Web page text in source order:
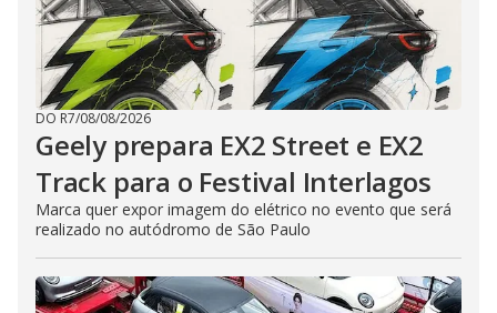
DO R7/08/08/2026
Geely prepara EX2 Street e EX2
Track para o Festival Interlagos
Marca quer expor imagem do elétrico no evento que será
realizado no autódromo de São Paulo